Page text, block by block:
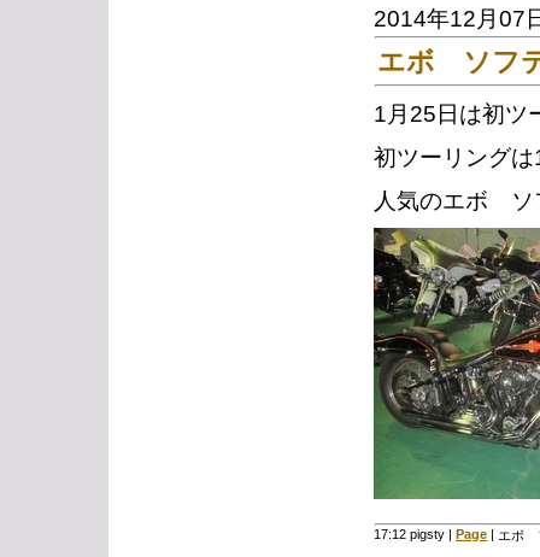
2014年12月07
エボ ソフ
1月25日は初ツ
初ツーリング
人気のエボ ソ
17:12 pigsty Page エボ